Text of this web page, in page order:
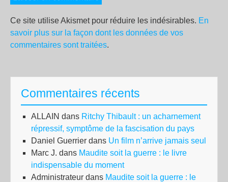
Ce site utilise Akismet pour réduire les indésirables. En
savoir plus sur la façon dont les données de vos
commentaires sont traitées.
Commentaires récents
ALLAIN dans Ritchy Thibault : un acharnement
répressif, symptôme de la fascisation du pays
Daniel Guerrier dans Un film n’arrive jamais seul
Marc J. dans Maudite soit la guerre : le livre
indispensable du moment
Administrateur dans Maudite soit la guerre : le